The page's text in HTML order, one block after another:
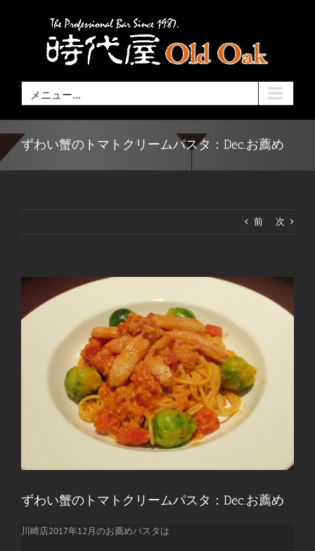
メニュー...
ずわい蟹のトマトクリームパスタ：Dec.お薦め
前 次
View
Image
ずわい蟹のトマトクリームパスタ：Dec.お薦め
川崎店2017年12月のお薦めパスタは